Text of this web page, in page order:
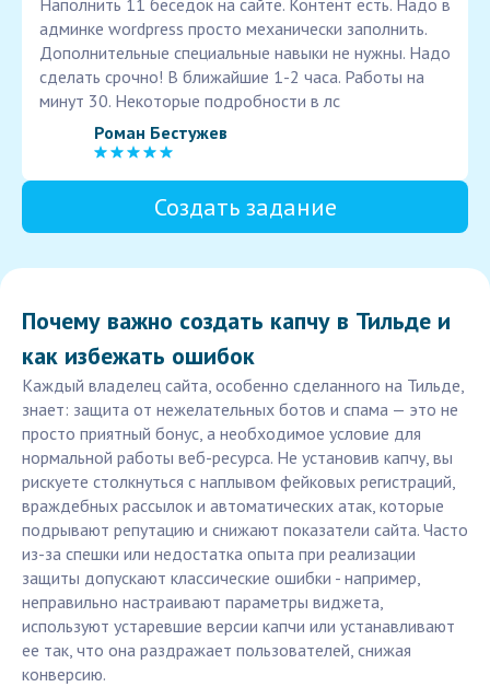
Наполнить 11 беседок на сайте. Контент есть. Надо в
админке wordpress просто механически заполнить.
Дополнительные специальные навыки не нужны. Надо
сделать срочно! В ближайшие 1-2 часа. Работы на
минут 30. Некоторые подробности в лс
Роман Бестужев
Создать задание
Почему важно создать капчу в Тильде и
как избежать ошибок
Каждый владелец сайта, особенно сделанного на Тильде,
знает: защита от нежелательных ботов и спама — это не
просто приятный бонус, а необходимое условие для
нормальной работы веб-ресурса. Не установив капчу, вы
рискуете столкнуться с наплывом фейковых регистраций,
враждебных рассылок и автоматических атак, которые
подрывают репутацию и снижают показатели сайта. Часто
из-за спешки или недостатка опыта при реализации
защиты допускают классические ошибки - например,
неправильно настраивают параметры виджета,
используют устаревшие версии капчи или устанавливают
ее так, что она раздражает пользователей, снижая
конверсию.